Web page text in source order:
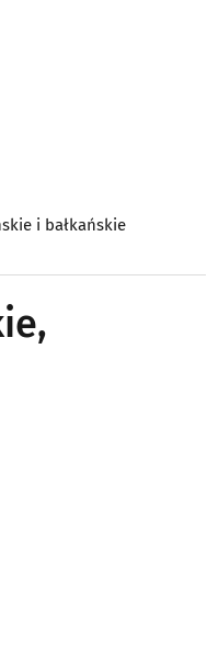
i bałkańskie